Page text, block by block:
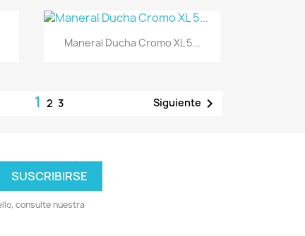
Vista rápida
Maneral Ducha Cromo XL 5...
1 2 3 Siguiente 
consulte nuestra